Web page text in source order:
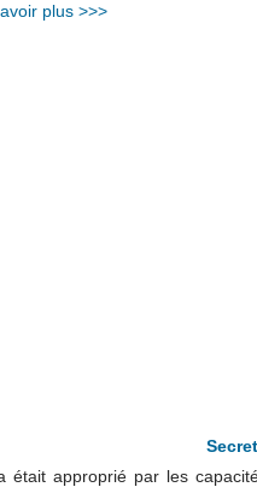
plus >>>
était approprié par les